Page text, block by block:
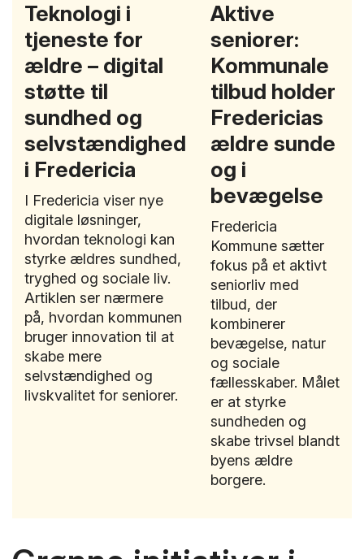
Teknologi i
tjeneste for
ældre – digital
støtte til
sundhed og
selvstændighed
i Fredericia
I Fredericia viser nye
digitale løsninger,
hvordan teknologi kan
styrke ældres sundhed,
tryghed og sociale liv.
Artiklen ser nærmere
på, hvordan kommunen
bruger innovation til at
skabe mere
selvstændighed og
livskvalitet for seniorer.
Aktive
seniorer:
Kommunale
tilbud holder
Fredericias
ældre sunde
og i
bevægelse
Fredericia
Kommune sætter
fokus på et aktivt
seniorliv med
tilbud, der
kombinerer
bevægelse, natur
og sociale
fællesskaber. Målet
er at styrke
sundheden og
skabe trivsel blandt
byens ældre
borgere.